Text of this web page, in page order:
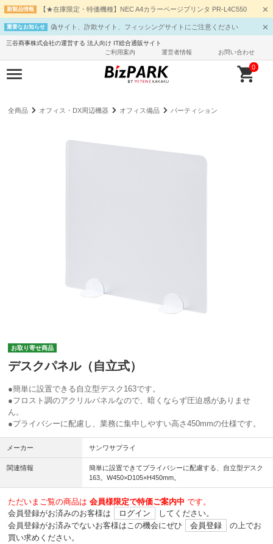
新製品情報 【★在庫限定・特価機種】NEC A4カラーページプリンタ PR-L4C550
重要なお知らせ 偽サイト、詐欺サイト、フィッシングサイトにご注意ください
三谷商事株式会社の運営する 法人向け IT総合通販サイト
ご利用案内
運営者情報 お問い合わせ
0
全商品 オフィス・DX周辺機器 オフィス備品 パーティション
お取り寄せ商品
デスクパネル（自立式）
●簡単に設置できる自立型デスク163です。
●フロスト調のアクリルパネルなので、暗くならず圧迫感がありませ
ん。
●プライバシーに配慮し、業務に集中しやすい高さ450mmの仕様です。
メーカー サンワサプライ
関連情報
簡単に設置できてプライバシーに配慮する、自立型デスク
163。W450×D105×H450mm。
ただいまご覧の商品は 会員様限定で特価ご案内中 です。
会員登録がお済みのお客様は
ログイン
してください。
会員登録がお済みでないお客様はこの機会にぜひ
会員登録
の上でお
買い求めください。